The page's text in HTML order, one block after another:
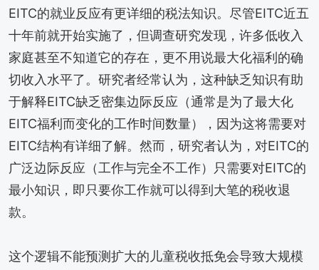
EITC的就业反应有更详细的税法知识。尽管EITC近五
十年前就开始实施了，但调查研究发现，许多低收入
家庭甚至不知道它的存在，更不用说最大化福利的确
切收入水平了。研究者经常认为，这种缺乏知识有助
于解释EITC缺乏密集边际反应（通常是为了最大化
EITC福利而变化的工作时间数量），因为这将需要对
EITC结构有详细了解。然而，研究者认为，对EITC的
广泛边际反应（工作与完全不工作）只需要对EITC的
最小知识，即只要你工作就可以得到大笔的税收退
款。
这个逻辑不能预测扩大的儿童税收抵免会导致大规模